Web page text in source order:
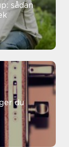
sådan